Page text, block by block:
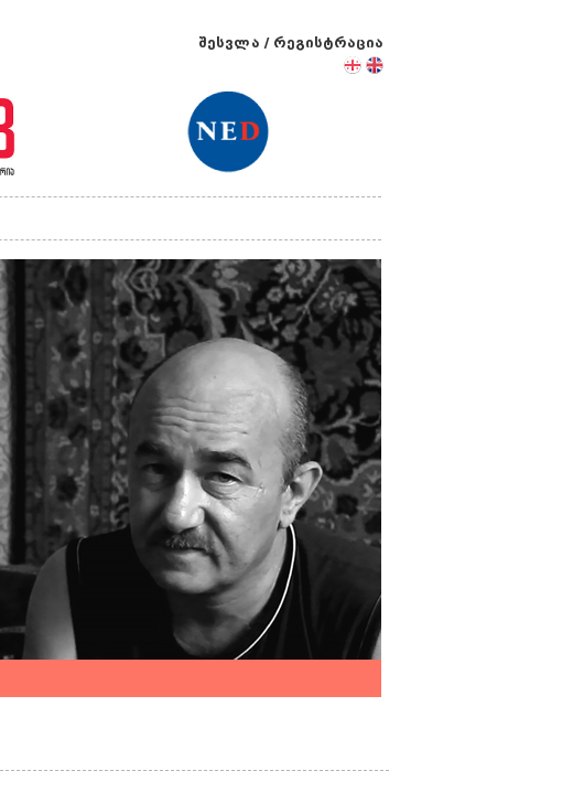
შესვლა / რეგისტრაცია